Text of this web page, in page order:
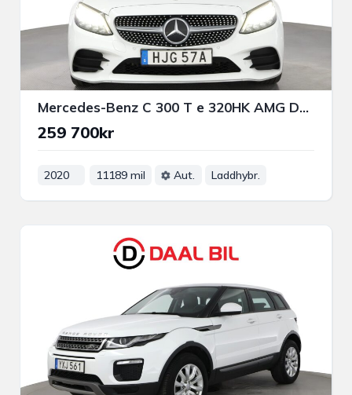
Mercedes-Benz C 300 T e 320HK AMG DRAG P-VÄRM B-KAM NAVI
259 700kr
2020 11189 mil Aut. Laddhybr.